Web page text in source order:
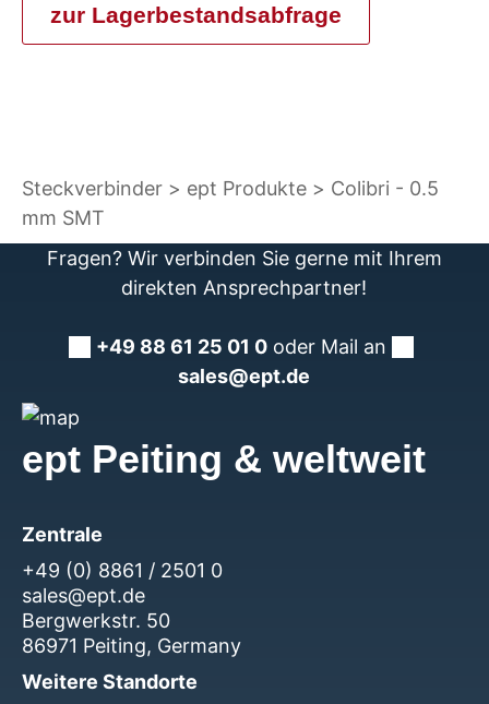
zur Lagerbestandsabfrage
Steckverbinder ept Produkte
Colibri - 0.5
mm SMT
Fragen? Wir verbinden Sie gerne mit Ihrem
direkten Ansprechpartner!
+49 88 61 25 01 0 oder Mail an
sales@ept.de
ept Peiting & weltweit
Zentrale
+49 (0) 8861 / 2501 0
sales@ept.de
Bergwerkstr. 50
86971 Peiting, Germany
Weitere Standorte